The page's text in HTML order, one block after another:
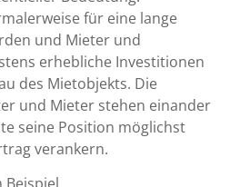
für eine lange
und Mieter und
erhebliche Investitionen
des Mietobjekts. Die
und Mieter stehen einander
seine Position möglichst
verankern.